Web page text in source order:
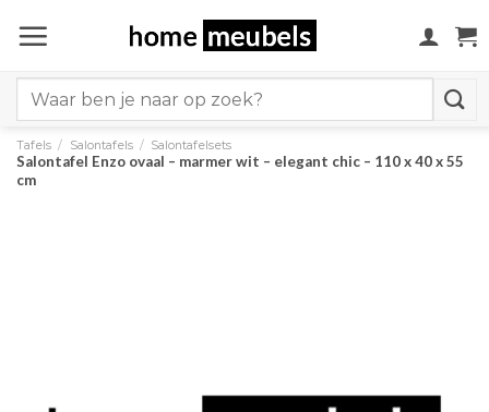
naar
for:
Tafels / Salontafels / Salontafelsets
Salontafel Enzo ovaal – marmer wit – elegant chic – 110 x 40 x 55
cm